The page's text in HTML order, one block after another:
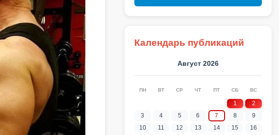
Календарь публикаций
Август 2026
ПН ВТ СР ЧТ ПТ СБ ВС
1
2
3
4 5 6 7 8
9
10
11 12 13 14 15
16